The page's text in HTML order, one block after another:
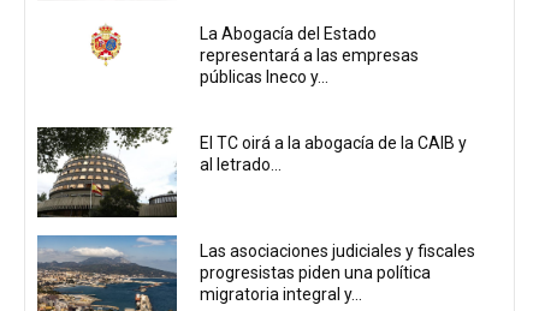
La Abogacía del Estado
representará a las empresas
públicas Ineco y...
El TC oirá a la abogacía de la CAIB y
al letrado...
Las asociaciones judiciales y fiscales
progresistas piden una política
migratoria integral y...